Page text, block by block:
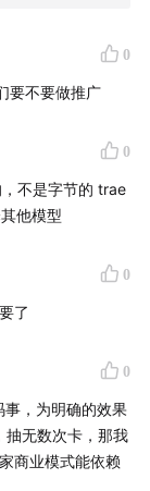
0
要不要做推广
0
不是字节的 trae
他模型
0
了
0
，为明确的效果
抽无数次卡，那我
商业模式能依赖